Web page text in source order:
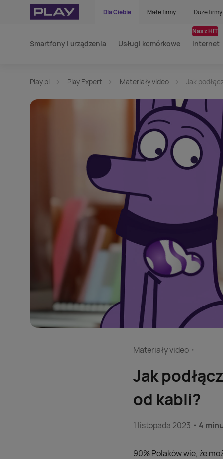
Dla Ciebie Małe firmy Duże firmy
Smartfony i urządzenia Usługi komórkowe Internet
Nasz HIT
Play.pl Play Expert Materiały video Jak
Materiały video
Jak
od kabli?
1 listopada 2023 4
90% Polaków wie, że